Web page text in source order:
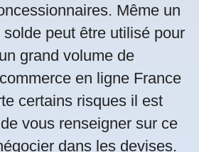
Même un
peut être utilisé pour
grand volume de
en ligne France
certains risques il est
vous renseigner sur ce
dans les devises.